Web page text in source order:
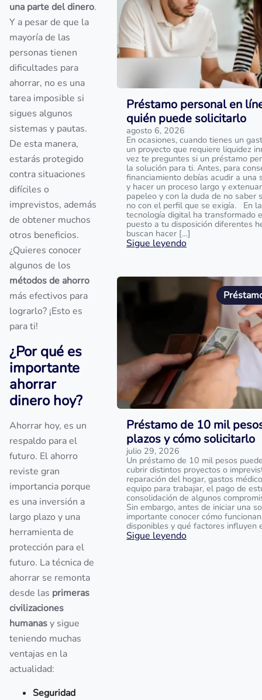
una parte del dinero.
Y a pesar de que la
mayoría de las
personas tienen
dificultades para
ahorrar, no es una
tarea imposible si
sigues algunos
sistemas y pautas.
De esta manera,
estarás protegido
contra situaciones
difíciles o
imprevistos, además
de obtener muchos
otros beneficios.
¿Quieres conocer
algunos de los
métodos de ahorro
más efectivos para
lograrlo? ¡Esto es
para ti!
¿Por qué es
importante
ahorrar
dinero hoy?
Ahorrar hoy, es un
respaldo para el
futuro. El ahorro
reviste gran
importancia porque
es una inversión a
largo plazo y una
herramienta de
protección para el
futuro. La técnica de
ahorrar se remonta
desde las primeras
civilizaciones
humanasy sigue
teniendo muchas
ventajas en la
actualidad:
Seguridad
Préstamo personal en
quién puede solicitarlo
agosto 6, 2026
En ocasiones, cuando tienes un
un proyecto que requiere liquidez
vez te preguntes si un préstamo
la solución para ti. Antes, para
financiamiento debías acudir a una
y hacer un proceso largo y
papeleo y con la duda de no saber
no con el perfil que se exigía. En
tecnología digital ha transformado
puesto a tu disposición diferentes
buscan hacer […]
Sigue leyendo
Préstamo de 10 mil
plazos y cómo solicitarlo
julio 29, 2026
Un préstamo de 10 mil pesos
cubrir distintos proyectos o
reparación del hogar, gastos
equipo para trabajar, el pago de
consolidación de algunos
Sin embargo, antes de iniciar una
importante conocer cómo
disponibles y qué factores influyen
Sigue leyendo